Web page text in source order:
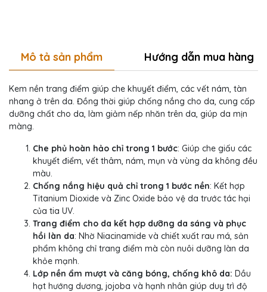
Mô tả sản phẩm Hướng dẫn mua hàng
Kem nền trang điểm giúp che khuyết điểm, các vết nám, tàn
nhang ở trên da. Đồng thời giúp chống nắng cho da, cung cấp
dưỡng chất cho da, làm giảm nếp nhăn trên da, giúp da mịn
màng.
Che phủ hoàn hảo chỉ trong 1 bước: Giúp che giấu các
khuyết điểm, vết thâm, nám, mụn và vùng da không đều
màu.
Chống nắng hiệu quả chỉ trong 1 bước nền: Kết hợp
Titanium Dioxide và Zinc Oxide bảo vệ da trước tác hại
của tia UV.
Trang điểm cho da kết hợp dưỡng da sáng và phục
hồi làn da: Nhờ Niacinamide và chiết xuất rau má, sản
phẩm không chỉ trang điểm mà còn nuôi dưỡng làn da
khỏe mạnh.
Lớp nền ẩm mượt và căng bóng, chống khô da: Dầu
hạt hướng dương, jojoba và hạnh nhân giúp duy trì độ